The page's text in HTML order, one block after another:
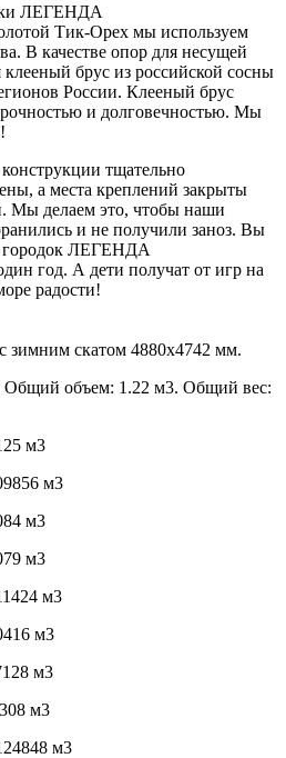
ЛЕГЕНДА
Тик-Орех мы используем
В качестве опор для несущей
клееный брус из российской сосны
России. Клееный брус
и долговечностью. Мы
тщательно
а места креплений закрыты
Мы делаем это, чтобы наши
и не получили заноз. Вы
городок ЛЕГЕНДА
год. А дети получат от игр на
радости!
зимним скатом 4880х4742 мм.
Общий объем: 1.22 м3. Общий вес:
м3
м3
м3
м3
м3
м3
м3
м3
м3